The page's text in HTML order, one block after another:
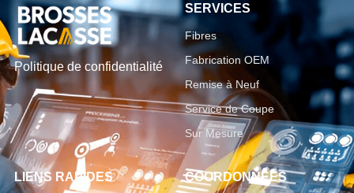
Politique de confidentialité
SERVICES
Fibres
Fabrication OEM
Remise à Neuf
Service de Coupe
Sur Mesure
LIENS RAPIDES COORDONNÉES